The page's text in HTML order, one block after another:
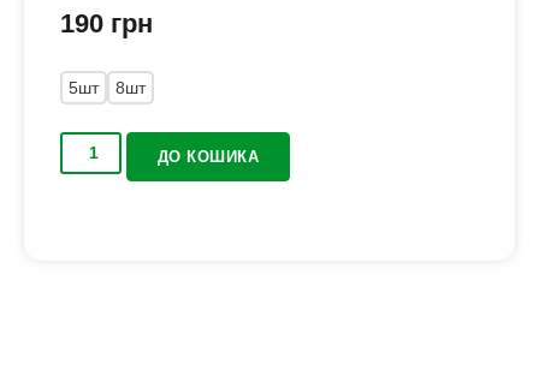
190 грн
5шт 8шт
ДО КОШИКА